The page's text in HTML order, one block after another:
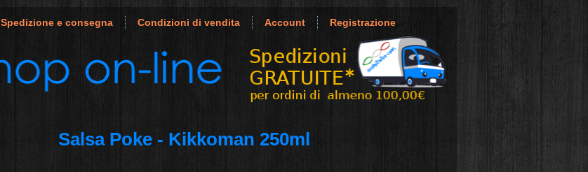
Spedizione e consegna Condizioni di vendita Account Registrazione
Salsa Poke - Kikkoman 250ml